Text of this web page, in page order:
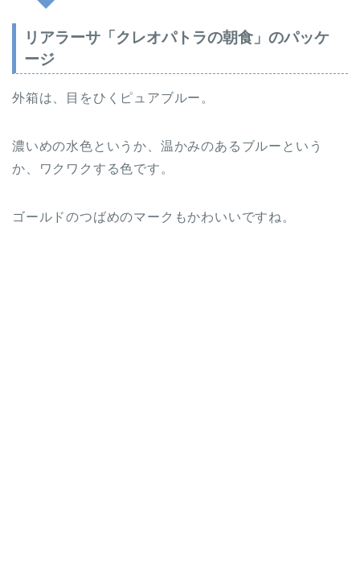
リアラーサ「クレオパトラの朝食」のパッケ
ージ
外箱は、目をひくピュアブルー。
濃いめの水色というか、温かみのあるブルーという
か、ワクワクする色です。
ゴールドのつばめのマークもかわいいですね。